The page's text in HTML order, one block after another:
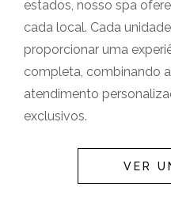
estados, nosso spa
cada local. Cada
proporcionar uma
completa, combinando
atendimento
exclusivos.
VER